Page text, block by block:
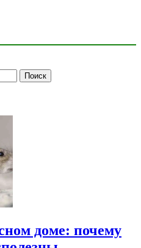
доме: почему